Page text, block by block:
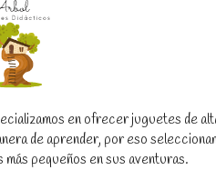
en ofrecer juguetes de
de aprender, por eso
pequeños en sus aventuras.